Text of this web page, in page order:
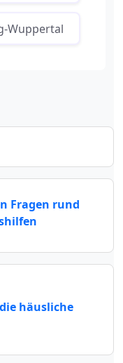
Wuppertal
Fragen rund
häusliche